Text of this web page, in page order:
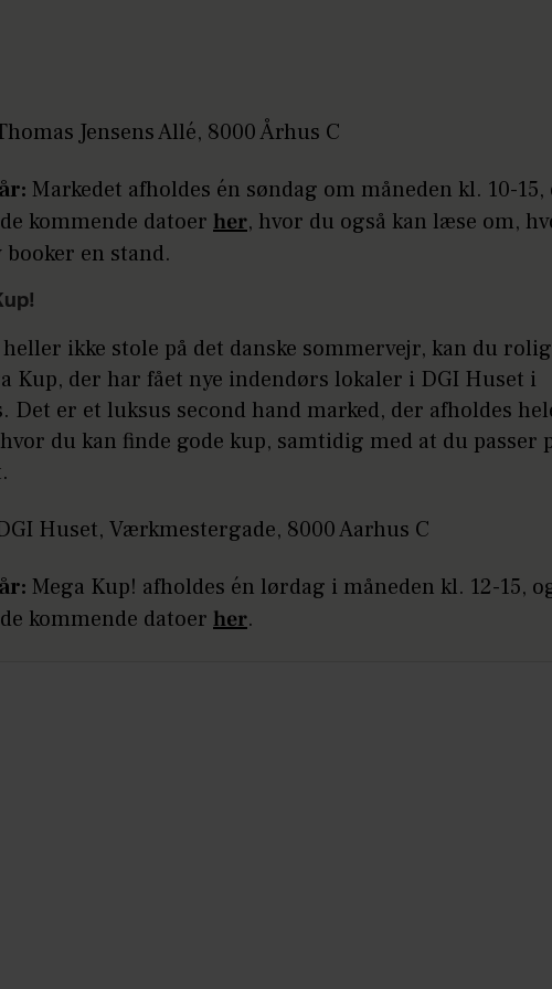
Jensens Allé, 8000 Århus C
Markedet afholdes én søndag om måneden kl. 10-15,
kommende datoer her, hvor du også kan læse om,
booker en stand.
ikke stole på det danske sommervejr, kan du
Kup, der har fået nye indendørs lokaler i DGI Huset i
Det er et luksus second hand marked, der afholdes
du kan finde gode kup, samtidig med at du passer
Huset, Værkmestergade, 8000 Aarhus C
Mega Kup! afholdes én lørdag i måneden kl. 12-15,
kommende datoer her.